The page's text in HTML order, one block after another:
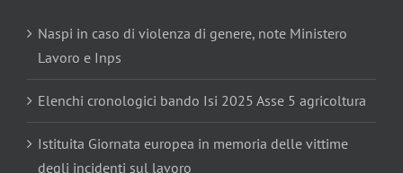
Naspi in caso di violenza di genere, note Ministero
Lavoro e Inps
Elenchi cronologici bando Isi 2025 Asse 5 agricoltura
Istituita Giornata europea in memoria delle vittime
degli incidenti sul lavoro